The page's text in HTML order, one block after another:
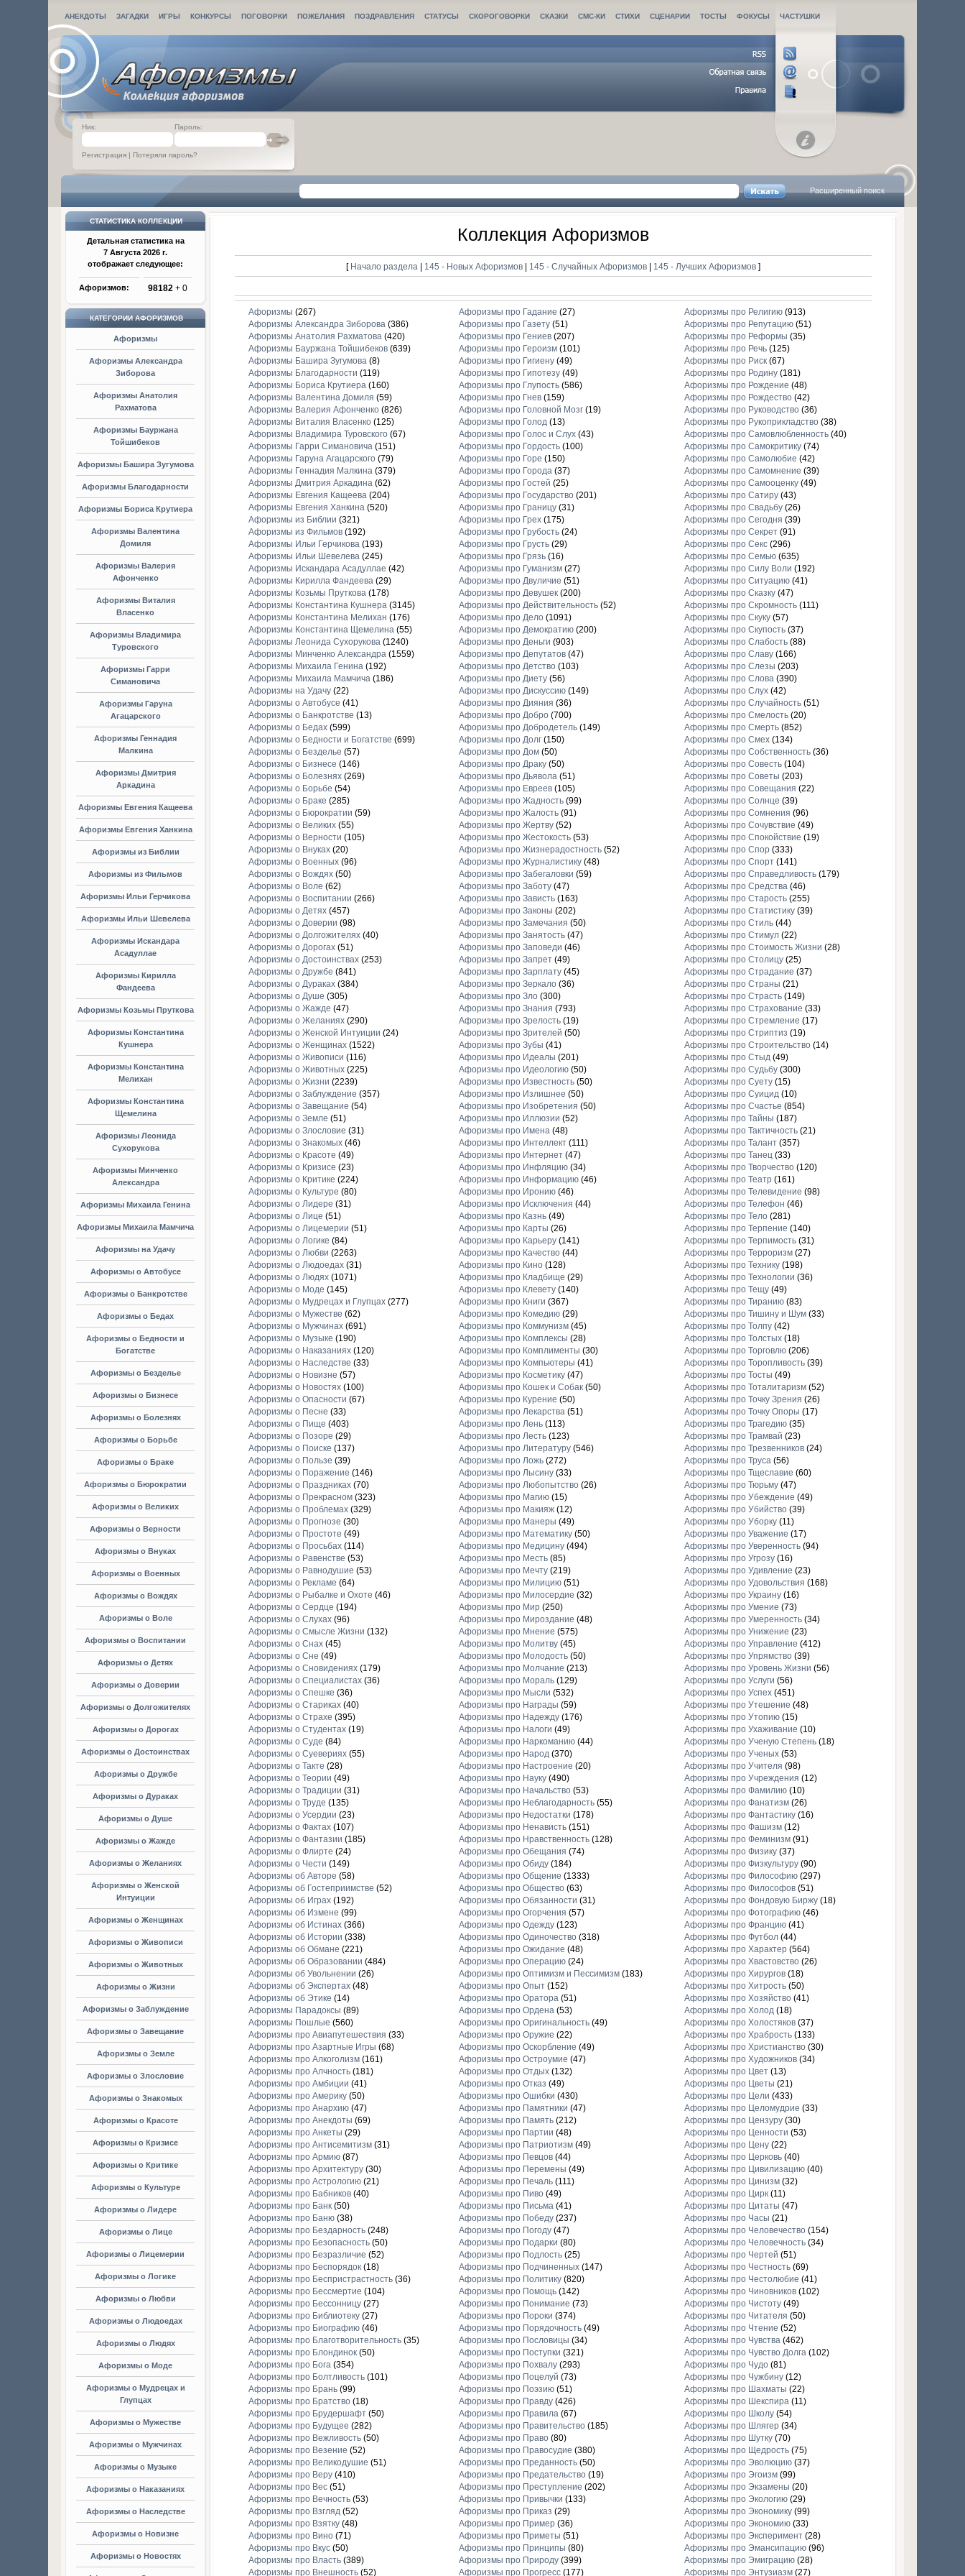
АНЕКДОТЫ ЗАГАДКИ ИГРЫ КОНКУРСЫ ПОГОВОРКИ ПОЖЕЛАНИЯ ПОЗДРАВЛЕНИЯ СТАТУСЫ СКОРОГОВОРКИ СКАЗКИ СМС-КИ СТИХИ СЦЕНАРИИ ТОСТЫ ФОКУСЫ ЧАСТУШКИ
Ник: Пароль:
Регистрация | Потеряли пароль?
Расширенный поиск
СТАТИСТИКА КОЛЛЕКЦИИ
Детальная статистика на
7 Августа 2026 г.
отображает следующее:
Афоризмов: 98182+ 0
КАТЕГОРИИ АФОРИЗМОВ
Афоризмы
Афоризмы Александра
Зиборова
Афоризмы Анатолия
Рахматова
Афоризмы Бауржана
Тойшибеков
Афоризмы Башира Зугумова
Афоризмы Благодарности
Афоризмы Бориса Крутиера
Афоризмы Валентина
Домиля
Афоризмы Валерия
Афонченко
Афоризмы Виталия
Власенко
Афоризмы Владимира
Туровского
Афоризмы Гарри
Симановича
Афоризмы Гаруна
Агацарского
Афоризмы Геннадия
Малкина
Афоризмы Дмитрия
Аркадина
Афоризмы Евгения Кащеева
Афоризмы Евгения Ханкина
Афоризмы из Библии
Афоризмы из Фильмов
Афоризмы Ильи Герчикова
Афоризмы Ильи Шевелева
Афоризмы Искандара
Асадуллае
Афоризмы Кирилла
Фандеева
Афоризмы Козьмы Пруткова
Афоризмы Константина
Кушнера
Афоризмы Константина
Мелихан
Афоризмы Константина
Щемелина
Афоризмы Леонида
Сухорукова
Афоризмы Минченко
Александра
Афоризмы Михаила Генина
Афоризмы Михаила Мамчича
Афоризмы на Удачу
Афоризмы о Автобусе
Афоризмы о Банкротстве
Афоризмы о Бедах
Афоризмы о Бедности и
Богатстве
Афоризмы о Безделье
Афоризмы о Бизнесе
Афоризмы о Болезнях
Афоризмы о Борьбе
Афоризмы о Браке
Афоризмы о Бюрократии
Афоризмы о Великих
Афоризмы о Верности
Афоризмы о Внуках
Афоризмы о Военных
Афоризмы о Вождях
Афоризмы о Воле
Афоризмы о Воспитании
Афоризмы о Детях
Афоризмы о Доверии
Афоризмы о Долгожителях
Афоризмы о Дорогах
Афоризмы о Достоинствах
Афоризмы о Дружбе
Афоризмы о Дураках
Афоризмы о Душе
Афоризмы о Жажде
Афоризмы о Желаниях
Афоризмы о Женской
Интуиции
Афоризмы о Женщинах
Афоризмы о Живописи
Афоризмы о Животных
Афоризмы о Жизни
Афоризмы о Заблуждение
Афоризмы о Завещание
Афоризмы о Земле
Афоризмы о Злословие
Афоризмы о Знакомых
Афоризмы о Красоте
Афоризмы о Кризисе
Афоризмы о Критике
Афоризмы о Культуре
Афоризмы о Лидере
Афоризмы о Лице
Афоризмы о Лицемерии
Афоризмы о Логике
Афоризмы о Любви
Афоризмы о Людоедах
Афоризмы о Людях
Афоризмы о Моде
Афоризмы о Мудрецах и
Глупцах
Афоризмы о Мужестве
Афоризмы о Мужчинах
Афоризмы о Музыке
Афоризмы о Наказаниях
Афоризмы о Наследстве
Афоризмы о Новизне
Афоризмы о Новостях
Коллекция Афоризмов
[ Начало раздела | 145 - Новых Афоризмов | 145 - Случайных Афоризмов | 145 - Лучших Афоризмов]
Афоризмы (267)
Афоризмы Александра Зиборова(386)
Афоризмы Анатолия Рахматова(420)
Афоризмы Бауржана Тойшибеков(639)
Афоризмы Башира Зугумова(8)
Афоризмы Благодарности (119)
Афоризмы Бориса Крутиера(160)
Афоризмы Валентина Домиля (59)
Афоризмы Валерия Афонченко(826)
Афоризмы Виталия Власенко(125)
Афоризмы Владимира Туровского(67)
Афоризмы Гарри Симановича(151)
Афоризмы Гаруна Агацарского(79)
Афоризмы Геннадия Малкина(379)
Афоризмы Дмитрия Аркадина(62)
Афоризмы Евгения Кащеева(204)
Афоризмы Евгения Ханкина(520)
Афоризмы из Библии (321)
Афоризмы из Фильмов(192)
Афоризмы Ильи Герчикова(193)
Афоризмы Ильи Шевелева(245)
Афоризмы Искандара Асадуллае (42)
Афоризмы Кирилла Фандеева(29)
Афоризмы Козьмы Пруткова(178)
Афоризмы Константина Кушнера(3145)
Афоризмы Константина Мелихан (176)
Афоризмы Константина Щемелина(55)
Афоризмы Леонида Сухорукова(1240)
Афоризмы Минченко Александра(1559)
Афоризмы Михаила Генина(192)
Афоризмы Михаила Мамчича(186)
Афоризмы на Удачу(22)
Афоризмы о Автобусе (41)
Афоризмы о Банкротстве (13)
Афоризмы о Бедах(599)
Афоризмы о Бедности и Богатстве (699)
Афоризмы о Безделье (57)
Афоризмы о Бизнесе (146)
Афоризмы о Болезнях(269)
Афоризмы о Борьбе (54)
Афоризмы о Браке (285)
Афоризмы о Бюрократии (59)
Афоризмы о Великих(55)
Афоризмы о Верности (105)
Афоризмы о Внуках(20)
Афоризмы о Военных(96)
Афоризмы о Вождях(50)
Афоризмы о Воле (62)
Афоризмы о Воспитании (266)
Афоризмы о Детях(457)
Афоризмы о Доверии (98)
Афоризмы о Долгожителях(40)
Афоризмы о Дорогах(51)
Афоризмы о Достоинствах(253)
Афоризмы о Дружбе (841)
Афоризмы о Дураках(384)
Афоризмы о Душе (305)
Афоризмы о Жажде (47)
Афоризмы о Желаниях(290)
Афоризмы о Женской Интуиции (24)
Афоризмы о Женщинах(1522)
Афоризмы о Живописи (116)
Афоризмы о Животных(225)
Афоризмы о Жизни (2239)
Афоризмы о Заблуждение (357)
Афоризмы о Завещание (54)
Афоризмы о Земле (51)
Афоризмы о Злословие (31)
Афоризмы о Знакомых(46)
Афоризмы о Красоте (49)
Афоризмы о Кризисе (23)
Афоризмы о Критике (224)
Афоризмы о Культуре (80)
Афоризмы о Лидере (31)
Афоризмы о Лице (51)
Афоризмы о Лицемерии (51)
Афоризмы о Логике (84)
Афоризмы о Любви (2263)
Афоризмы о Людоедах(31)
Афоризмы о Людях(1071)
Афоризмы о Моде (145)
Афоризмы о Мудрецах и Глупцах(277)
Афоризмы о Мужестве (62)
Афоризмы о Мужчинах(691)
Афоризмы о Музыке (190)
Афоризмы о Наказаниях(120)
Афоризмы о Наследстве (33)
Афоризмы о Новизне (57)
Афоризмы о Новостях(100)
Афоризмы о Опасности (67)
Афоризмы о Песне (33)
Афоризмы о Пище (403)
Афоризмы о Позоре (29)
Афоризмы о Поиске (137)
Афоризмы о Пользе (39)
Афоризмы о Поражение (146)
Афоризмы о Праздниках(70)
Афоризмы о Прекрасном(323)
Афоризмы о Проблемах(329)
Афоризмы о Прогнозе (30)
Афоризмы о Простоте (49)
Афоризмы о Просьбах(114)
Афоризмы о Равенстве (53)
Афоризмы о Равнодушие (53)
Афоризмы о Рекламе (64)
Афоризмы о Рыбалке и Охоте (46)
Афоризмы о Сердце (194)
Афоризмы о Слухах(96)
Афоризмы о Смысле Жизни (132)
Афоризмы о Снах(45)
Афоризмы о Сне (49)
Афоризмы о Сновидениях(179)
Афоризмы о Специалистах(36)
Афоризмы о Спешке (36)
Афоризмы о Стариках(40)
Афоризмы о Страхе (395)
Афоризмы о Студентах(19)
Афоризмы о Суде (84)
Афоризмы о Суевериях(55)
Афоризмы о Такте (28)
Афоризмы о Теории (49)
Афоризмы о Традиции (31)
Афоризмы о Труде (135)
Афоризмы о Усердии (23)
Афоризмы о Фактах(107)
Афоризмы о Фантазии (185)
Афоризмы о Флирте (24)
Афоризмы о Чести (149)
Афоризмы об Авторе (58)
Афоризмы об Гостеприимстве (52)
Афоризмы об Играх(192)
Афоризмы об Измене (99)
Афоризмы об Истинах(366)
Афоризмы об Истории (338)
Афоризмы об Обмане (221)
Афоризмы об Образовании (484)
Афоризмы об Увольнении (26)
Афоризмы об Экспертах(48)
Афоризмы об Этике (14)
Афоризмы Парадоксы (89)
Афоризмы Пошлые (560)
Афоризмы про Авиапутешествия (33)
Афоризмы про Азартные Игры (68)
Афоризмы про Алкоголизм(161)
Афоризмы про Алчность(181)
Афоризмы про Амбиции (41)
Афоризмы про Америку(50)
Афоризмы про Анархию(47)
Афоризмы про Анекдоты (69)
Афоризмы про Анкеты (29)
Афоризмы про Антисемитизм(31)
Афоризмы про Армию(87)
Афоризмы про Архитектуру(30)
Афоризмы про Астрологию(21)
Афоризмы про Бабников(40)
Афоризмы про Банк(50)
Афоризмы про Баню(38)
Афоризмы про Бездарность(248)
Афоризмы про Безопасность(50)
Афоризмы про Безразличие (52)
Афоризмы про Беспорядок(18)
Афоризмы про Беспристрастность(36)
Афоризмы про Бессмертие (104)
Афоризмы про Бессонницу(27)
Афоризмы про Библиотеку(27)
Афоризмы про Биографию(46)
Афоризмы про Благотворительность(35)
Афоризмы про Блондинок(50)
Афоризмы про Бога(354)
Афоризмы про Болтливость(101)
Афоризмы про Брань(99)
Афоризмы про Братство(18)
Афоризмы про Брудершафт(50)
Афоризмы про Будущее (282)
Афоризмы про Вежливость(50)
Афоризмы про Везение (52)
Афоризмы про Великодушие (51)
Афоризмы про Веру(410)
Афоризмы про Вес(51)
Афоризмы про Вечность(53)
Афоризмы про Взгляд(52)
Афоризмы про Взятку(48)
Афоризмы про Вино(71)
Афоризмы про Вкус(50)
Афоризмы про Власть(389)
Афоризмы про Внешность(52)
Афоризмы про Гадание (27)
Афоризмы про Газету(51)
Афоризмы про Гениев(207)
Афоризмы про Героизм(101)
Афоризмы про Гигиену(49)
Афоризмы про Гипотезу(49)
Афоризмы про Глупость(586)
Афоризмы про Гнев(159)
Афоризмы про Головной Мозг(19)
Афоризмы про Голод(13)
Афоризмы про Голос и Слух(43)
Афоризмы про Гордость(100)
Афоризмы про Горе (150)
Афоризмы про Города(37)
Афоризмы про Гостей (25)
Афоризмы про Государство(201)
Афоризмы про Границу(31)
Афоризмы про Грех(175)
Афоризмы про Грубость(24)
Афоризмы про Грусть(29)
Афоризмы про Грязь(16)
Афоризмы про Гуманизм(27)
Афоризмы про Двуличие (51)
Афоризмы про Девушек(200)
Афоризмы про Действительность(52)
Афоризмы про Дело(1091)
Афоризмы про Демократию(200)
Афоризмы про Деньги (903)
Афоризмы про Депутатов(47)
Афоризмы про Детство(103)
Афоризмы про Диету(56)
Афоризмы про Дискуссию(149)
Афоризмы про Дияния (36)
Афоризмы про Добро(700)
Афоризмы про Добродетель(149)
Афоризмы про Долг(150)
Афоризмы про Дом(50)
Афоризмы про Драку(50)
Афоризмы про Дьявола(51)
Афоризмы про Евреев(105)
Афоризмы про Жадность(99)
Афоризмы про Жалость(91)
Афоризмы про Жертву(52)
Афоризмы про Жестокость(53)
Афоризмы про Жизнерадостность(52)
Афоризмы про Журналистику(48)
Афоризмы про Забегаловки (59)
Афоризмы про Заботу(47)
Афоризмы про Зависть(163)
Афоризмы про Законы (202)
Афоризмы про Замечания (50)
Афоризмы про Занятость(47)
Афоризмы про Заповеди (46)
Афоризмы про Запрет(49)
Афоризмы про Зарплату(45)
Афоризмы про Зеркало(36)
Афоризмы про Зло(300)
Афоризмы про Знания (793)
Афоризмы про Зрелость(19)
Афоризмы про Зрителей (50)
Афоризмы про Зубы (41)
Афоризмы про Идеалы (201)
Афоризмы про Идеологию(50)
Афоризмы про Известность(50)
Афоризмы про Излишнее (50)
Афоризмы про Изобретения (50)
Афоризмы про Иллюзии (52)
Афоризмы про Имена(48)
Афоризмы про Интеллект(111)
Афоризмы про Интернет(47)
Афоризмы про Инфляцию(34)
Афоризмы про Информацию(46)
Афоризмы про Иронию(46)
Афоризмы про Исключения (44)
Афоризмы про Казнь(49)
Афоризмы про Карты (26)
Афоризмы про Карьеру(141)
Афоризмы про Качество(44)
Афоризмы про Кино(128)
Афоризмы про Кладбище (29)
Афоризмы про Клевету(140)
Афоризмы про Книги (367)
Афоризмы про Комедию(29)
Афоризмы про Коммунизм(45)
Афоризмы про Комплексы (28)
Афоризмы про Комплименты (30)
Афоризмы про Компьютеры (41)
Афоризмы про Косметику(47)
Афоризмы про Кошек и Собак(50)
Афоризмы про Курение (50)
Афоризмы про Лекарства(51)
Афоризмы про Лень(113)
Афоризмы про Лесть(123)
Афоризмы про Литературу(546)
Афоризмы про Ложь(272)
Афоризмы про Лысину(33)
Афоризмы про Любопытство(26)
Афоризмы про Магию(15)
Афоризмы про Макияж(12)
Афоризмы про Манеры (49)
Афоризмы про Математику(50)
Афоризмы про Медицину(494)
Афоризмы про Месть(85)
Афоризмы про Мечту(219)
Афоризмы про Милицию(51)
Афоризмы про Милосердие (32)
Афоризмы про Мир(250)
Афоризмы про Мироздание (48)
Афоризмы про Мнение (575)
Афоризмы про Молитву(45)
Афоризмы про Молодость(50)
Афоризмы про Молчание (213)
Афоризмы про Мораль(129)
Афоризмы про Мысли (532)
Афоризмы про Награды (59)
Афоризмы про Надежду(176)
Афоризмы про Налоги (49)
Афоризмы про Наркоманию(44)
Афоризмы про Народ(370)
Афоризмы про Настроение (20)
Афоризмы про Науку(490)
Афоризмы про Начальство(53)
Афоризмы про Неблагодарность(55)
Афоризмы про Недостатки (178)
Афоризмы про Ненависть(151)
Афоризмы про Нравственность(128)
Афоризмы про Обещания (74)
Афоризмы про Обиду(184)
Афоризмы про Общение (1333)
Афоризмы про Общество(63)
Афоризмы про Обязанности (31)
Афоризмы про Огорчения (57)
Афоризмы про Одежду(123)
Афоризмы про Одиночество(318)
Афоризмы про Ожидание (48)
Афоризмы про Операцию(24)
Афоризмы про Оптимизм и Пессимизм(183)
Афоризмы про Опыт(152)
Афоризмы про Оратора(51)
Афоризмы про Ордена(53)
Афоризмы про Оригинальность(49)
Афоризмы про Оружие (22)
Афоризмы про Оскорбление (49)
Афоризмы про Остроумие (47)
Афоризмы про Отдых(132)
Афоризмы про Отказ (49)
Афоризмы про Ошибки (430)
Афоризмы про Памятники (47)
Афоризмы про Память(212)
Афоризмы про Партии (48)
Афоризмы про Патриотизм(49)
Афоризмы про Певцов(44)
Афоризмы про Перемены (49)
Афоризмы про Печаль(111)
Афоризмы про Пиво(49)
Афоризмы про Письма(41)
Афоризмы про Победу(237)
Афоризмы про Погоду(47)
Афоризмы про Подарки (80)
Афоризмы про Подлость(25)
Афоризмы про Подчиненных(147)
Афоризмы про Политику(820)
Афоризмы про Помощь(142)
Афоризмы про Понимание (73)
Афоризмы про Пороки (374)
Афоризмы про Порядочность(49)
Афоризмы про Пословицы (34)
Афоризмы про Поступки (321)
Афоризмы про Похвалу(293)
Афоризмы про Поцелуй (73)
Афоризмы про Поэзию(51)
Афоризмы про Правду(426)
Афоризмы про Правила(67)
Афоризмы про Правительство(185)
Афоризмы про Право(80)
Афоризмы про Правосудие (380)
Афоризмы про Преданность(50)
Афоризмы про Предательство(19)
Афоризмы про Преступление (202)
Афоризмы про Привычки (133)
Афоризмы про Приказ (29)
Афоризмы про Пример(36)
Афоризмы про Приметы (51)
Афоризмы про Принципы (80)
Афоризмы про Природу(399)
Афоризмы про Прогресс(177)
Афоризмы про Религию(913)
Афоризмы про Репутацию(51)
Афоризмы про Реформы (35)
Афоризмы про Речь(125)
Афоризмы про Риск(67)
Афоризмы про Родину(181)
Афоризмы про Рождение (48)
Афоризмы про Рождество(42)
Афоризмы про Руководство(36)
Афоризмы про Рукоприкладство(38)
Афоризмы про Самовлюбленность(40)
Афоризмы про Самокритику(74)
Афоризмы про Самолюбие (42)
Афоризмы про Самомнение (39)
Афоризмы про Самооценку(49)
Афоризмы про Сатиру(43)
Афоризмы про Свадьбу(26)
Афоризмы про Сегодня (39)
Афоризмы про Секрет(91)
Афоризмы про Секс(296)
Афоризмы про Семью(635)
Афоризмы про Силу Воли (192)
Афоризмы про Ситуацию(41)
Афоризмы про Сказку(47)
Афоризмы про Скромность(111)
Афоризмы про Скуку(57)
Афоризмы про Скупость(37)
Афоризмы про Слабость(88)
Афоризмы про Славу(166)
Афоризмы про Слезы (203)
Афоризмы про Слова(390)
Афоризмы про Слух(42)
Афоризмы про Случайность(51)
Афоризмы про Смелость(20)
Афоризмы про Смерть(852)
Афоризмы про Смех(134)
Афоризмы про Собственность(36)
Афоризмы про Совесть(104)
Афоризмы про Советы (203)
Афоризмы про Совещания (22)
Афоризмы про Солнце (39)
Афоризмы про Сомнения (96)
Афоризмы про Сочувствие (49)
Афоризмы про Спокойствие (19)
Афоризмы про Спор(333)
Афоризмы про Спорт(141)
Афоризмы про Справедливость(179)
Афоризмы про Средства(46)
Афоризмы про Старость(255)
Афоризмы про Статистику(39)
Афоризмы про Стиль(44)
Афоризмы про Стимул(22)
Афоризмы про Стоимость Жизни (28)
Афоризмы про Столицу(25)
Афоризмы про Страдание (37)
Афоризмы про Страны (21)
Афоризмы про Страсть(149)
Афоризмы про Страхование (33)
Афоризмы про Стремление (17)
Афоризмы про Стриптиз (19)
Афоризмы про Строительство(14)
Афоризмы про Стыд(49)
Афоризмы про Судьбу(300)
Афоризмы про Суету(15)
Афоризмы про Суицид(10)
Афоризмы про Счастье (854)
Афоризмы про Тайны (187)
Афоризмы про Тактичность(21)
Афоризмы про Талант(357)
Афоризмы про Танец(33)
Афоризмы про Творчество(120)
Афоризмы про Театр(161)
Афоризмы про Телевидение (98)
Афоризмы про Телефон (46)
Афоризмы про Тело(281)
Афоризмы про Терпение (140)
Афоризмы про Терпимость(31)
Афоризмы про Терроризм(27)
Афоризмы про Технику(198)
Афоризмы про Технологии (36)
Афоризмы про Тещу(49)
Афоризмы про Тиранию(83)
Афоризмы про Тишину и Шум(33)
Афоризмы про Толпу(42)
Афоризмы про Толстых(18)
Афоризмы про Торговлю(206)
Афоризмы про Торопливость(39)
Афоризмы про Тосты (49)
Афоризмы про Тоталитаризм(52)
Афоризмы про Точку Зрения (26)
Афоризмы про Точку Опоры (17)
Афоризмы про Трагедию(35)
Афоризмы про Трамвай (23)
Афоризмы про Трезвенников(24)
Афоризмы про Труса(56)
Афоризмы про Тщеславие (60)
Афоризмы про Тюрьму(47)
Афоризмы про Убеждение (49)
Афоризмы про Убийство(39)
Афоризмы про Уборку(11)
Афоризмы про Уважение (17)
Афоризмы про Уверенность(94)
Афоризмы про Угрозу(16)
Афоризмы про Удивление (23)
Афоризмы про Удовольствия (168)
Афоризмы про Украину(16)
Афоризмы про Умение (73)
Афоризмы про Умеренность(34)
Афоризмы про Унижение (23)
Афоризмы про Управление (412)
Афоризмы про Упрямство(39)
Афоризмы про Уровень Жизни (56)
Афоризмы про Услуги (56)
Афоризмы про Успех(451)
Афоризмы про Утешение (48)
Афоризмы про Утопию(15)
Афоризмы про Ухаживание (10)
Афоризмы про Ученую Степень(18)
Афоризмы про Ученых(53)
Афоризмы про Учителя (98)
Афоризмы про Учреждения (12)
Афоризмы про Фамилию(10)
Афоризмы про Фанатизм(26)
Афоризмы про Фантастику(16)
Афоризмы про Фашизм(12)
Афоризмы про Феминизм(91)
Афоризмы про Физику(37)
Афоризмы про Физкультуру(90)
Афоризмы про Философию(297)
Афоризмы про Философов(51)
Афоризмы про Фондовую Биржу(18)
Афоризмы про Фотографию(46)
Афоризмы про Францию(41)
Афоризмы про Футбол(44)
Афоризмы про Характер(564)
Афоризмы про Хвастовство(26)
Афоризмы про Хирургов(18)
Афоризмы про Хитрость(50)
Афоризмы про Хозяйство(41)
Афоризмы про Холод(18)
Афоризмы про Холостяков(37)
Афоризмы про Храбрость(133)
Афоризмы про Христианство(30)
Афоризмы про Художников(34)
Афоризмы про Цвет(13)
Афоризмы про Цветы (21)
Афоризмы про Цели (433)
Афоризмы про Целомудрие (33)
Афоризмы про Цензуру(30)
Афоризмы про Ценности (53)
Афоризмы про Цену(22)
Афоризмы про Церковь(40)
Афоризмы про Цивилизацию(40)
Афоризмы про Цинизм(32)
Афоризмы про Цирк(11)
Афоризмы про Цитаты (47)
Афоризмы про Часы (21)
Афоризмы про Человечество(154)
Афоризмы про Человечность(34)
Афоризмы про Чертей (51)
Афоризмы про Честность(69)
Афоризмы про Честолюбие (41)
Афоризмы про Чиновников(102)
Афоризмы про Чистоту(49)
Афоризмы про Читателя (50)
Афоризмы про Чтение (52)
Афоризмы про Чувства(462)
Афоризмы про Чувство Долга(102)
Афоризмы про Чудо(81)
Афоризмы про Чужбину(12)
Афоризмы про Шахматы (22)
Афоризмы про Шекспира(11)
Афоризмы про Школу(54)
Афоризмы про Шлягер(34)
Афоризмы про Шутку(70)
Афоризмы про Щедрость(75)
Афоризмы про Эволюцию(37)
Афоризмы про Эгоизм(99)
Афоризмы про Экзамены (20)
Афоризмы про Экологию(29)
Афоризмы про Экономику(99)
Афоризмы про Экономию(33)
Афоризмы про Эксперимент(28)
Афоризмы про Эмансипацию(96)
Афоризмы про Эмиграцию(28)
Афоризмы про Энтузиазм(27)